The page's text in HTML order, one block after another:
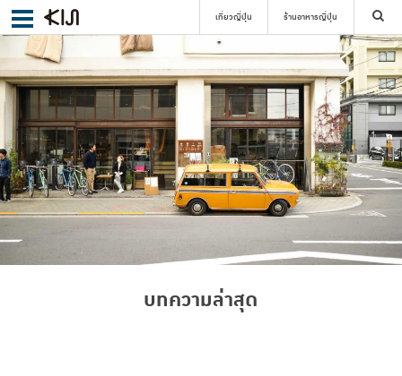
เที่ยวญี่ปุ่น ร้านอาหารญี่ปุ่น
ค้นหา
เลือกย่าน
บทความล่าสุด